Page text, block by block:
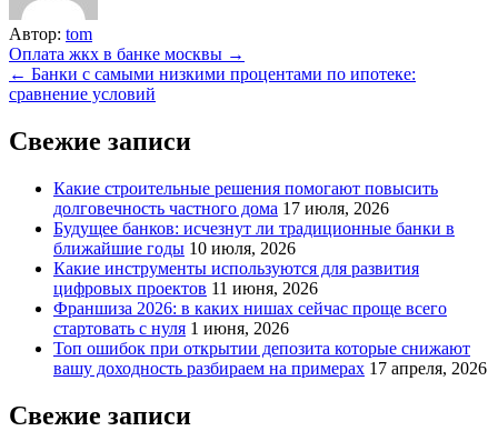
Автор: tom
Навигация
по
Оплата жкх в банке москвы →
← Банки с самыми низкими процентами по ипотеке:
сравнение условий
Свежие записи
Какие строительные решения помогают повысить
долговечность частного дома 17 июля, 2026
Будущее банков: исчезнут ли традиционные банки в
ближайшие годы 10 июля, 2026
Какие инструменты используются для развития
цифровых проектов 11 июня, 2026
Франшиза 2026: в каких нишах сейчас проще всего
стартовать с нуля 1 июня, 2026
Топ ошибок при открытии депозита которые снижают
вашу доходность разбираем на примерах 17 апреля, 2026
Свежие записи